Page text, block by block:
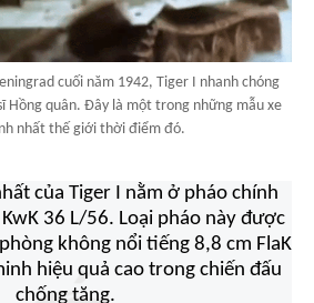
cuối năm 1942, Tiger I nhanh chóng
Hồng quân. Đây là một trong những mẫu xe
nhất thế giới thời điểm đó.